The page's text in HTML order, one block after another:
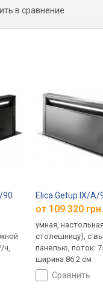
в сравнение
90
ч,
Elica Getup IX/A/
от 109 320 грн.
умная,
столешницу), с
панелью, поток:
ширина 86.2 см
сравнить